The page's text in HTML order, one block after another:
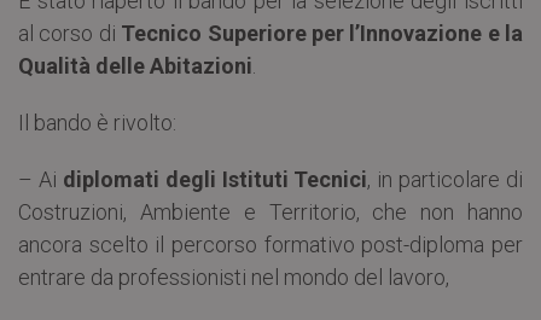
al corso di Tecnico Superiore per l’Innovazione e la
Qualità delle Abitazioni.
Il bando è rivolto:
– Ai diplomati degli Istituti Tecnici, in particolare di
Costruzioni, Ambiente e Territorio, che non hanno
ancora scelto il percorso formativo post-diploma per
entrare da professionisti nel mondo del lavoro,